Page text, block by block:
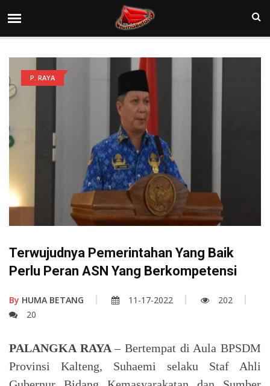
P. RAYA
Terwujudnya Pemerintahan Yang Baik
Perlu Peran ASN Yang Berkompetensi
By HUMA BETANG 11-17-2022
202
20
PALANGKA RAYA– Bertempat di Aula BPSDM
Provinsi Kalteng, Suhaemi selaku Staf Ahli